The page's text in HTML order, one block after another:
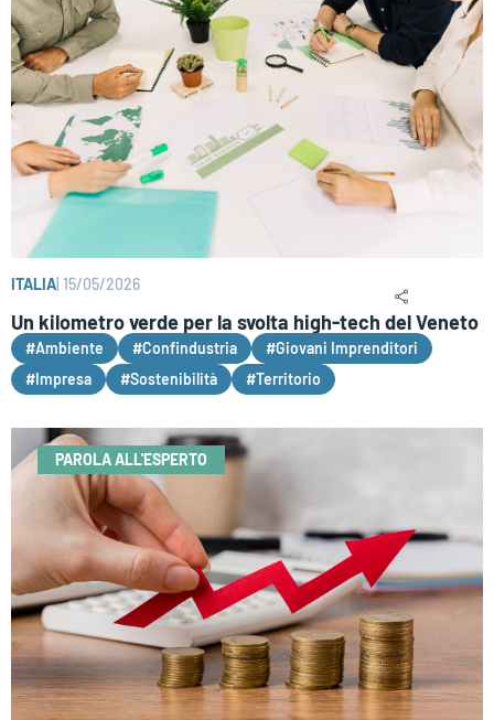
ITALIA 15/05/2026
Un kilometro verde per la svolta high-tech del Veneto
#Ambiente #Confindustria
#Giovani Imprenditori
#Impresa
#Sostenibilità #Territorio
PAROLA ALL'ESPERTO